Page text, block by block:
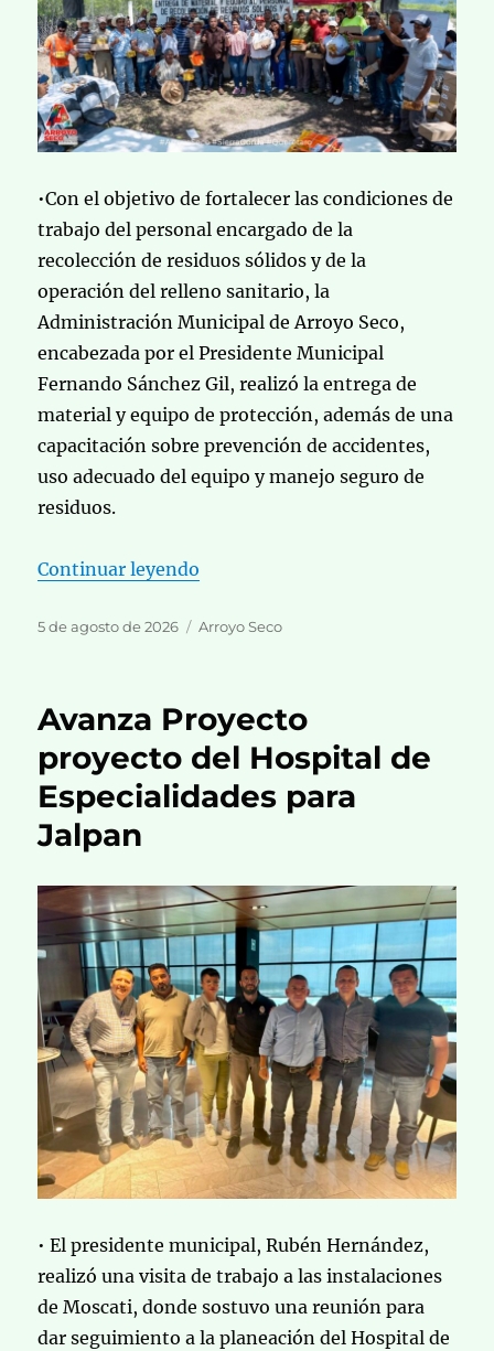
•Con el objetivo de fortalecer las condiciones de
trabajo del personal encargado de la
recolección de residuos sólidos y de la
operación del relleno sanitario, la
Administración Municipal de Arroyo Seco,
encabezada por el Presidente Municipal
Fernando Sánchez Gil, realizó la entrega de
material y equipo de protección, además de una
capacitación sobre prevención de accidentes,
uso adecuado del equipo y manejo seguro de
residuos.
Continuar leyendo
Publicado
5 de agosto de 2026 Categorías
Arroyo Seco
Avanza Proyecto
proyecto del Hospital de
Especialidades para
Jalpan
• El presidente municipal, Rubén Hernández,
realizó una visita de trabajo a las instalaciones
de Moscati, donde sostuvo una reunión para
dar seguimiento a la planeación del Hospital de